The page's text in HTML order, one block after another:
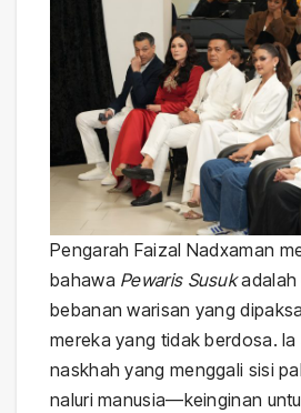
Pengarah Faizal Nadxaman
bahawa Pewaris Susukadalah
bebanan warisan yang
mereka yang tidak berdosa.
naskhah yang menggali sisi
naluri manusia—keinginan